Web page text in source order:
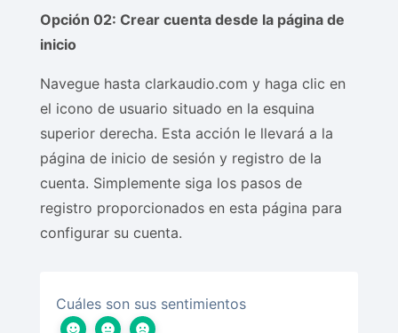
Opción 02: Crear cuenta desde la página de
inicio
Navegue hasta clarkaudio.com y haga clic en
el icono de usuario situado en la esquina
superior derecha. Esta acción le llevará a la
página de inicio de sesión y registro de la
cuenta. Simplemente siga los pasos de
registro proporcionados en esta página para
configurar su cuenta.
Cuáles son sus sentimientos